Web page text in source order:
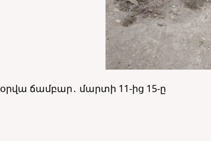
ճամբար․ մարտի 11-ից 15-ը